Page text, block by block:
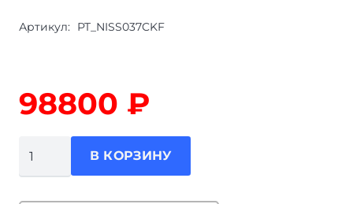
Артикул: PT_NISS037CKF
98800 ₽
В КОРЗИНУ